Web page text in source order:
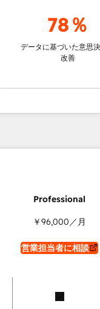
78％
データに基づいた意思決定の
￥96,000 ／月
営業担当者に相談